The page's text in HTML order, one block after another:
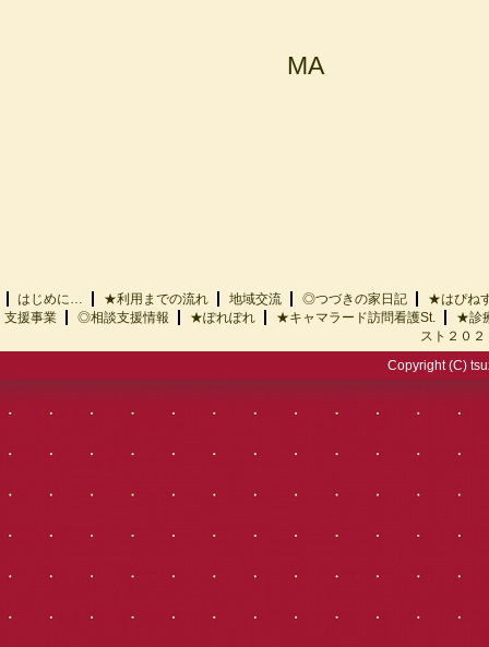
MA
はじめに… ★利用までの流れ 地域交流 ◎つづきの家日記
★はぴ
支援事業
◎相談支援情報 ★ぽれぽれ ★キャマラード訪問看護St.
★診
スト２０２
Copyright (C)